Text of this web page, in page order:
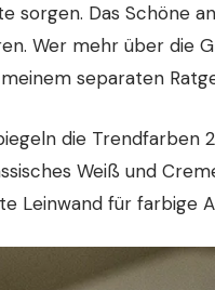
sorgen. Das Schöne
Wer mehr über die
separaten
die Trendfarben
Weiß und
Leinwand für farbige